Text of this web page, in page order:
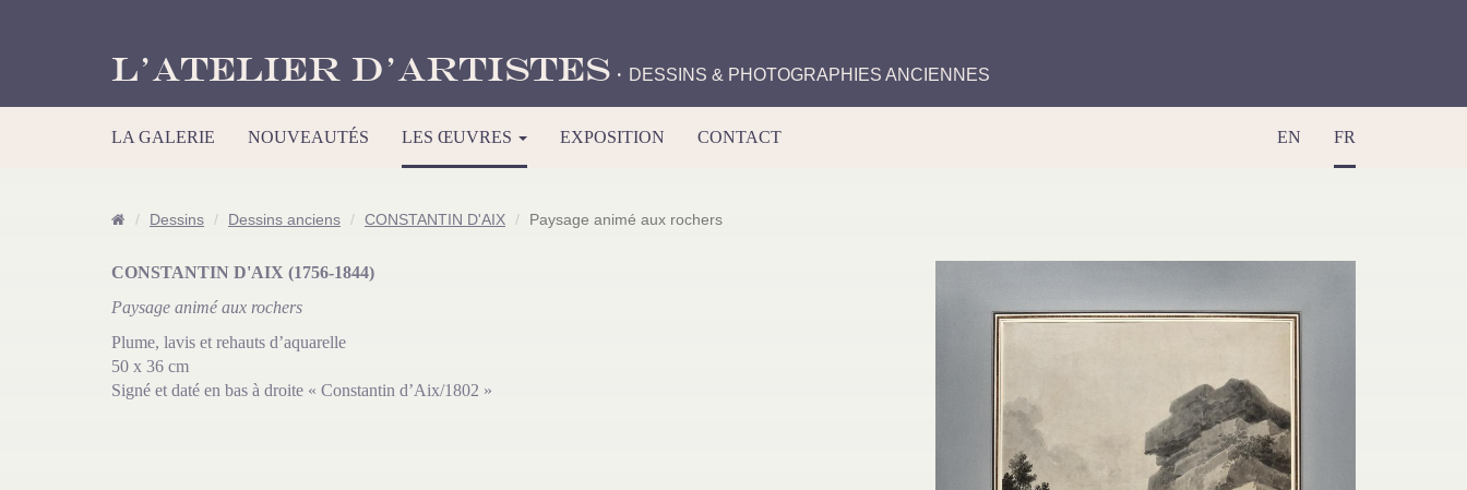
L’Atelier d’Artistes · DESSINS & PHOTOGRAPHIES ANCIENNES
LA GALERIE NOUVEAUTÉS LES ŒUVRES EXPOSITION CONTACT EN FR
Dessins Dessins anciens CONSTANTIN D'AIX Paysage animé aux rochers
CONSTANTIN D'AIX (1756-1844)
Paysage animé aux rochers
Plume, lavis et rehauts d’aquarelle
50 x 36 cm
Signé et daté en bas à droite « Constantin d’Aix/1802 »